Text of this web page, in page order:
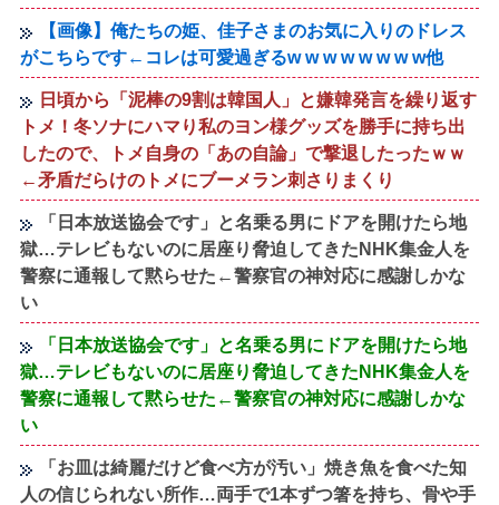
【画像】俺たちの姫、佳子さまのお気に入りのドレス
がこちらです←コレは可愛過ぎるw w w w w w w w他
日頃から「泥棒の9割は韓国人」と嫌韓発言を繰り返す
トメ！冬ソナにハマり私のヨン様グッズを勝手に持ち出
したので、トメ自身の「あの自論」で撃退したったｗｗ
←矛盾だらけのトメにブーメラン刺さりまくり
「日本放送協会です」と名乗る男にドアを開けたら地
獄…テレビもないのに居座り脅迫してきたNHK集金人を
警察に通報して黙らせた←警察官の神対応に感謝しかな
い
「日本放送協会です」と名乗る男にドアを開けたら地
獄…テレビもないのに居座り脅迫してきたNHK集金人を
警察に通報して黙らせた←警察官の神対応に感謝しかな
い
「お皿は綺麗だけど食べ方が汚い」焼き魚を食べた知
人の信じられない所作…両手で1本ずつ箸を持ち、骨や手